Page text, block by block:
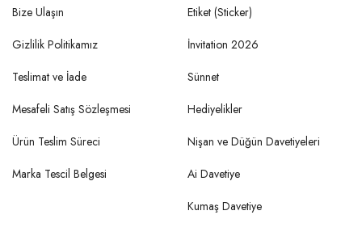
Bize Ulaşın
Gizlilik Politikamız
Teslimat ve İade
Mesafeli Satış Sözleşmesi
Ürün Teslim Süreci
Marka Tescil Belgesi
Etiket (Sticker)
İnvitation 2026
Sünnet
Hediyelikler
Nişan ve Düğün Davetiyeleri
Ai Davetiye
Kumaş Davetiye